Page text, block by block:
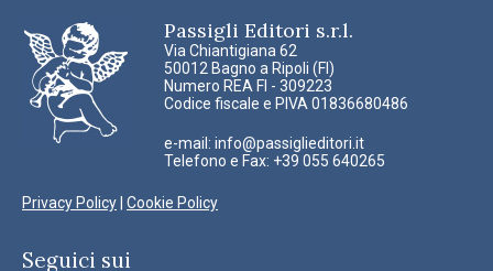
Passigli Editori s.r.l.
Via Chiantigiana 62
50012 Bagno a Ripoli (FI)
Numero REA FI - 309223
Codice fiscale e PIVA 01836680486
e-mail: info@passiglieditori.it
Telefono e Fax: +39 055 640265
Privacy Policy Cookie Policy
Seguici sui